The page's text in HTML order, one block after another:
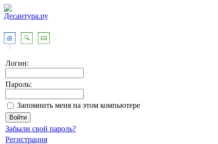
Логин:
Пароль:
Запомнить меня на этом компьютере
Забыли свой пароль?
Регистрация